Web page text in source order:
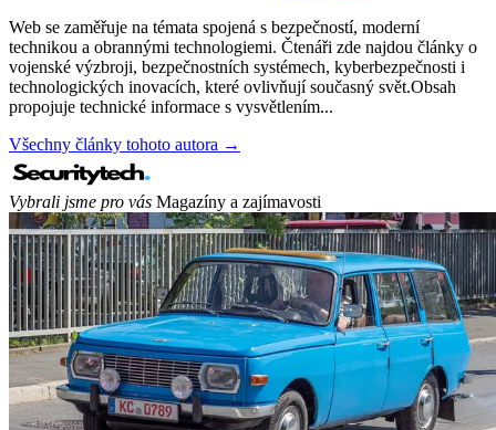
Web se zaměřuje na témata spojená s bezpečností, moderní
technikou a obrannými technologiemi. Čtenáři zde najdou články o
vojenské výzbroji, bezpečnostních systémech, kyberbezpečnosti i
technologických inovacích, které ovlivňují současný svět.Obsah
propojuje technické informace s vysvětlením...
Všechny články tohoto autora →
Vybrali jsme pro vás Magazíny a zajímavosti